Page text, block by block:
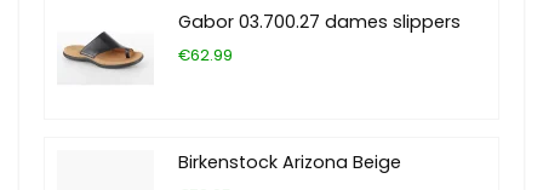
Gabor 03.700.27 dames slippers
€62.99
Birkenstock Arizona Beige